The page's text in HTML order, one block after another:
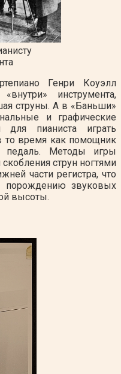
Генри Коуэлл
инструмента,
струны. А в «Баньши»
и графические
для пианиста играть
то время как помощник
педаль. Методы игры
струн ногтями
части регистра, что
порождению звуковых
высоты.